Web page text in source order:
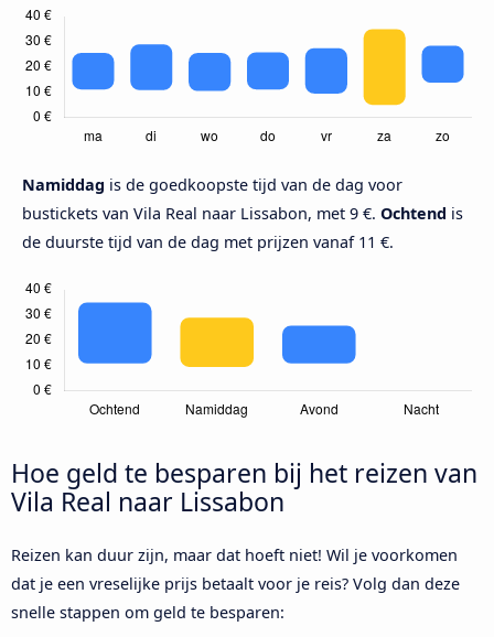
Namiddag is de goedkoopste tijd van de dag voor
bustickets van Vila Real naar Lissabon, met 9 €. Ochtend is
de duurste tijd van de dag met prijzen vanaf 11 €.
Hoe geld te besparen bij het reizen van
Vila Real naar Lissabon
Reizen kan duur zijn, maar dat hoeft niet! Wil je voorkomen
dat je een vreselijke prijs betaalt voor je reis? Volg dan deze
snelle stappen om geld te besparen: